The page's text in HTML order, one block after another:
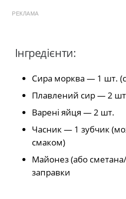
РЕКЛАМА
Інгредієнти:
Сира морква — 1 шт.
Плавлений сир — 2
Варені яйця — 2 шт.
Часник — 1 зубчик
смаком)
Майонез (або
заправки